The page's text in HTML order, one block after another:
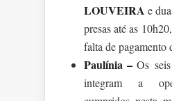
LOUVEIRA e
presas até as
falta de pagamento
Paulínia –Os
integram a